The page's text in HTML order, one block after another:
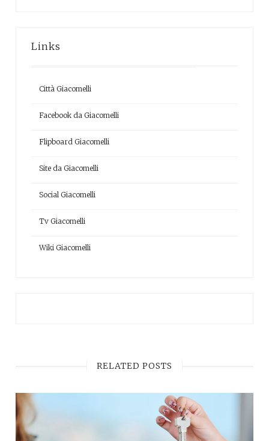
Links
Città Giacomelli
Facebook da Giacomelli
Flipboard Giacomelli
Site da Giacomelli
Social Giacomelli
Tv Giacomelli
Wiki Giacomelli
RELATED POSTS